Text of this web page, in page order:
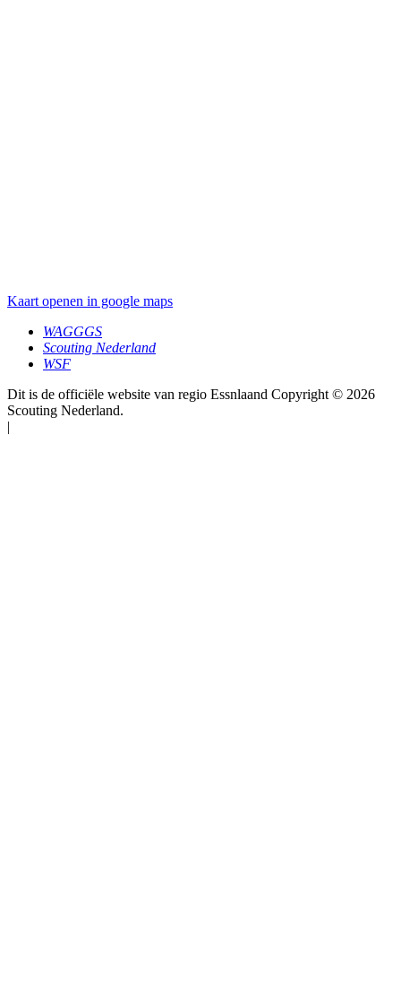
Kaart openen in google maps
WAGGGS
Scouting Nederland
WSF
Dit is de officiële website van regio Essnlaand Copyright © 2026
Scouting Nederland.
|